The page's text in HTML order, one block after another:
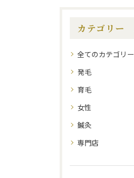
カテゴリー
全てのカテゴリー
発毛
育毛
女性
鍼灸
専門店